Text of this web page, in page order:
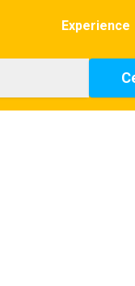
Experience